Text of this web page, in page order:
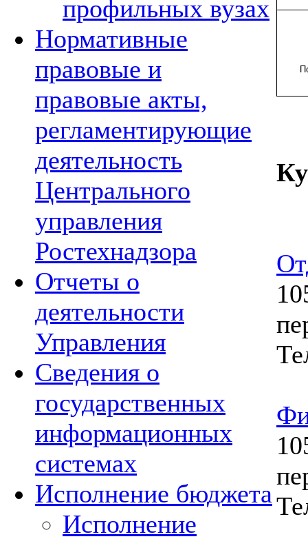
профильных вузах
Нормативные
правовые и
правовые акты,
регламентирующие
деятельность
Центрального
управления
Ростехнадзора
Отчеты о
деятельности
Управления
Сведения о
государственных
информационных
системах
Исполнение бюджета
Исполнение